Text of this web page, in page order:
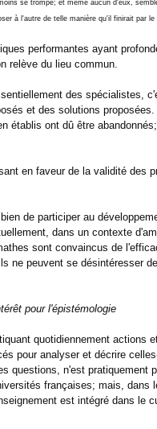
se trompe; et même aucun d'eux,
à l'autre de telle manière qu'il finirait par le
performantes ayant
relève du lieu commun.
des spécialistes,
et des solutions
établis ont dû être
en faveur de la validité des
de participer au
dans un contexte
sont convaincus de
ne peuvent se désintéresser
pour l'épistémologie
quotidiennement actions
pour analyser et décrire
questions, n'est pratiquement
françaises; mais, dans
est intégré dans le